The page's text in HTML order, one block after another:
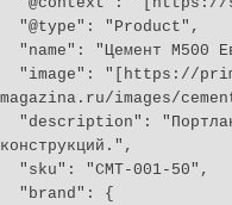
magazina.ru/images/
конструкций.",